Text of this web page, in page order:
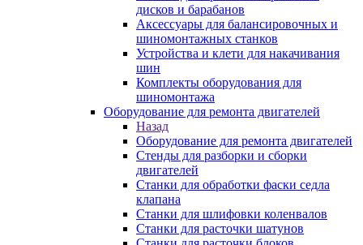
дисков и барабанов
Аксессуары для балансировочных и
шиномонтажных станков
Устройства и клети для накачивания
шин
Комплекты оборудования для
шиномонтажа
Оборудование для ремонта двигателей
Назад
Оборудование для ремонта двигателей
Стенды для разборки и сборки
двигателей
Станки для обработки фаски седла
клапана
Станки для шлифовки коленвалов
Станки для расточки шатунов